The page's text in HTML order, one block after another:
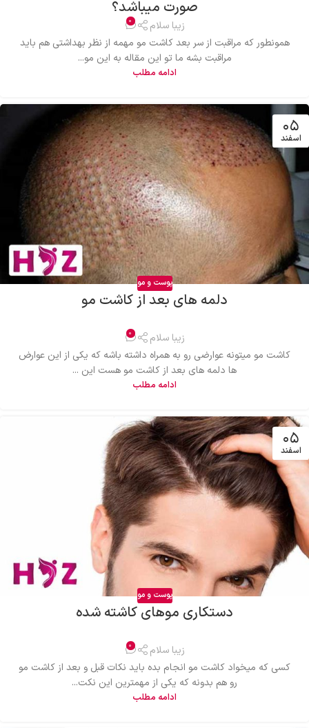
صورت میباشد؟
زیبا سلام 0
همونطور که مراقبت از سر بعد کاشت مو مهمه از نظر بهداشتی هم باید
مراقبت بشه ما تو این مقاله به این مو...
ادامه مطلب
۰۵
اسفند
پوست و مو
دلمه های بعد از کاشت مو
زیبا سلام 0
کاشت مو میتونه عوارضی رو به همراه داشته باشه که یکی از این عوارض
ها دلمه های بعد از کاشت مو هست این ...
ادامه مطلب
۰۵
اسفند
پوست و مو
دستکاری موهای کاشته شده
زیبا سلام 0
کسی که میخواد کاشت مو انجام بده باید نکات قبل و بعد از کاشت مو
رو هم بدونه که یکی از مهمترین این نکت...
ادامه مطلب